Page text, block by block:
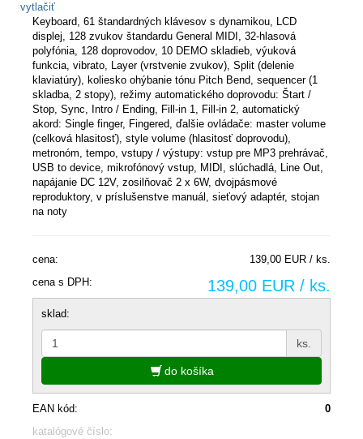
vytlačiť
Keyboard, 61 štandardných klávesov s dynamikou, LCD
displej, 128 zvukov štandardu General MIDI, 32-hlasová
polyfónia, 128 doprovodov, 10 DEMO skladieb, výuková
funkcia, vibrato, Layer (vrstvenie zvukov), Split (delenie
klaviatúry), koliesko ohýbanie tónu Pitch Bend, sequencer (1
skladba, 2 stopy), režimy automatického doprovodu: Štart /
Stop, Sync, Intro / Ending, Fill-in 1, Fill-in 2, automatický
akord: Single finger, Fingered, ďalšie ovládače: master volume
(celková hlasitosť), style volume (hlasitosť doprovodu),
metronóm, tempo, vstupy / výstupy: vstup pre MP3 prehrávač,
USB to device, mikrofónový vstup, MIDI, slúchadlá, Line Out,
napájanie DC 12V, zosilňovač 2 x 6W, dvojpásmové
reproduktory, v príslušenstve manuál, sieťový adaptér, stojan
na noty
cena:
139,00 EUR / ks.
cena s DPH:
139,00 EUR / ks.
sklad:
ks.
do košíka
EAN kód:
0
katalógové číslo: